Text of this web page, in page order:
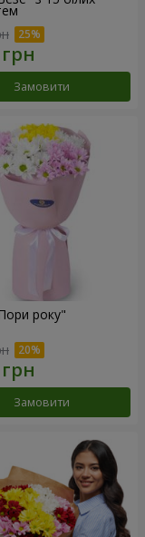
Замовити
року"
Замовити